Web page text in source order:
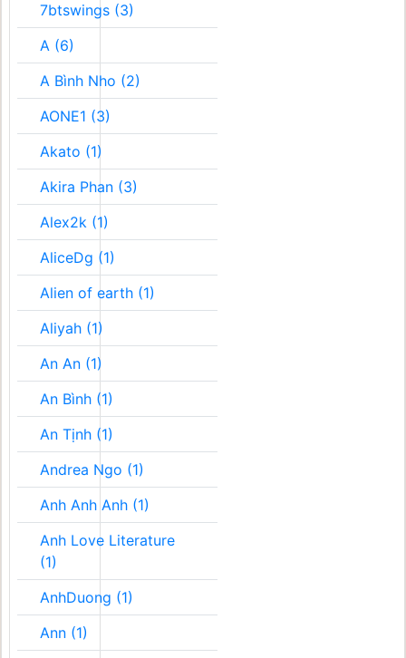
7btswings (3)
A (6)
A Bình Nho (2)
AONE1 (3)
Akato (1)
Akira Phan (3)
Alex2k (1)
AliceDg (1)
Alien of earth (1)
Aliyah (1)
An An (1)
An Bình (1)
An Tịnh (1)
Andrea Ngo (1)
Anh Anh Anh (1)
Anh Love Literature
(1)
AnhDuong (1)
Ann (1)